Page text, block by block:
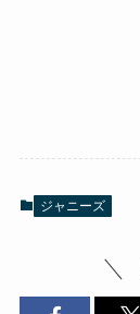
ジャニーズ